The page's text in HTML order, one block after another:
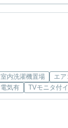
室内洗濯機置場 エア
電気有
TVモニタ付